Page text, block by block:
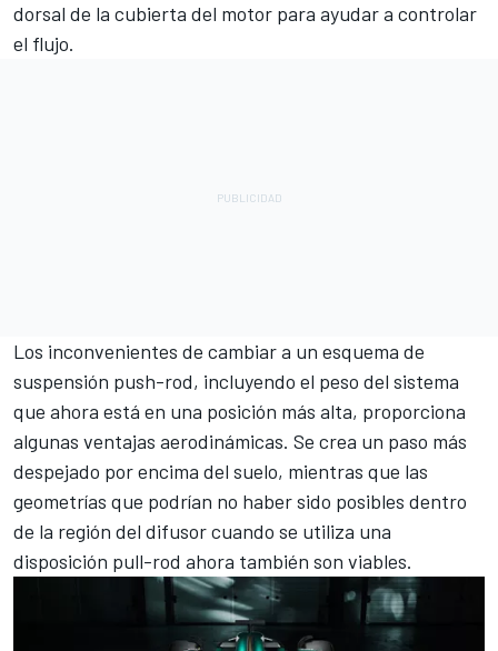
dorsal de la cubierta del motor para ayudar a controlar
el flujo.
Los inconvenientes de cambiar a un esquema de
suspensión push-rod, incluyendo el peso del sistema
que ahora está en una posición más alta, proporciona
algunas ventajas aerodinámicas. Se crea un paso más
despejado por encima del suelo, mientras que las
geometrías que podrían no haber sido posibles dentro
de la región del difusor cuando se utiliza una
disposición pull-rod ahora también son viables.